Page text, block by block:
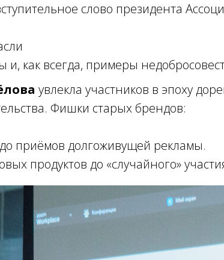
слово президента
и, как всегда, примеры
увлекла участников в эпоху
Фишки старых брендов:
приёмов долгоживущей рекламы.
продуктов до «случайного»